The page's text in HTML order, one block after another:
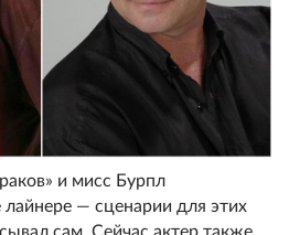
и мисс Бурпл
— сценарии для этих